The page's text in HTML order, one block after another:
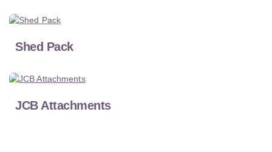
Shed Pack
JCB Attachments